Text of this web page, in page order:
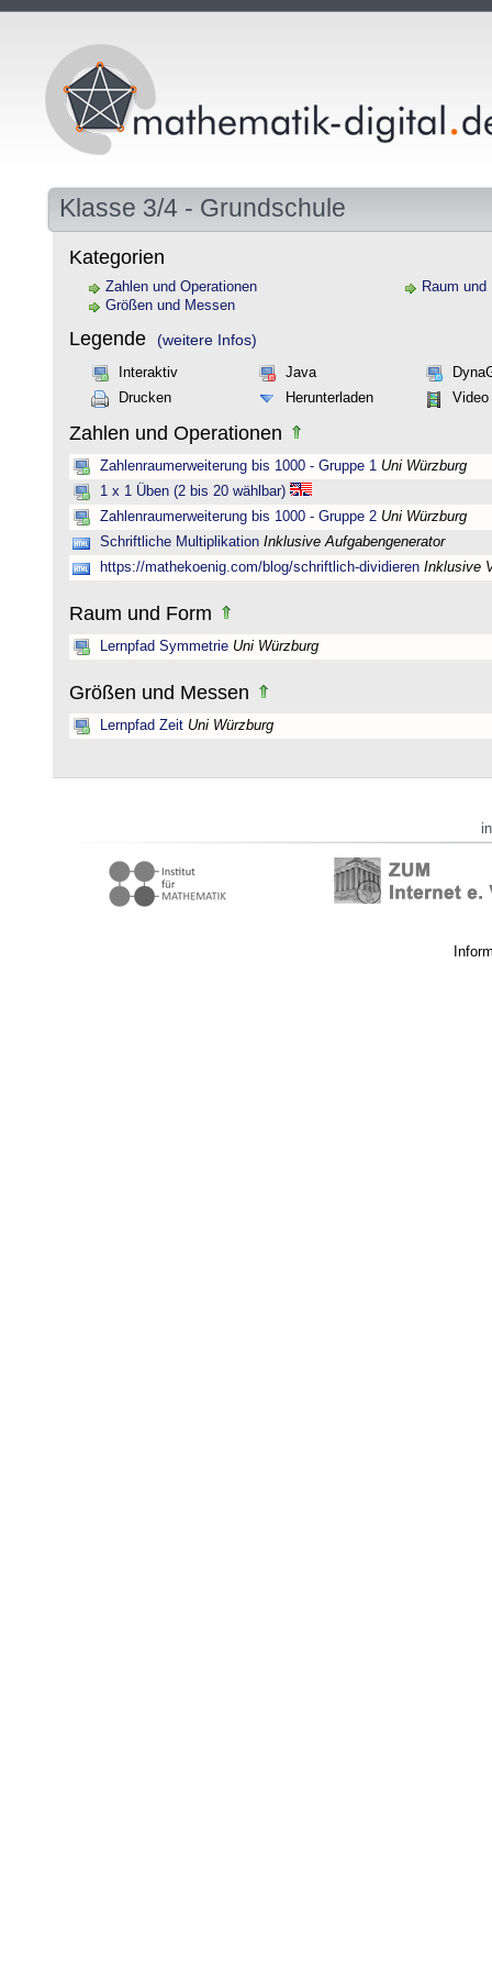
Klasse 3/4 - Grundschule
Kategorien
Zahlen und Operationen
Raum und
Größen und Messen
Legende (weitere Infos)
Interaktiv Java
Drucken
Herunterladen Video
Zahlen und Operationen
Zahlenraumerweiterung bis 1000 - Gruppe 1 Uni Würzburg
1 x 1 Üben (2 bis 20 wählbar)
Zahlenraumerweiterung bis 1000 - Gruppe 2 Uni Würzburg
Schriftliche Multiplikation Inklusive Aufgabengenerator
https://mathekoenig.com/blog/schriftlich-dividieren Inklusive
Raum und Form
Lernpfad Symmetrie Uni Würzburg
Größen und Messen
Lernpfad Zeit Uni Würzburg